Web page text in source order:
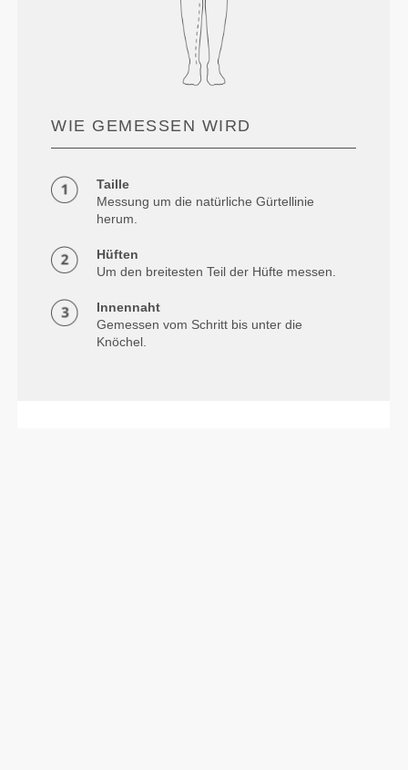
WIE GEMESSEN WIRD
Taille
Messung um die natürliche Gürtellinie
herum.
Hüften
Um den breitesten Teil der Hüfte messen.
Innennaht
Gemessen vom Schritt bis unter die
Knöchel.